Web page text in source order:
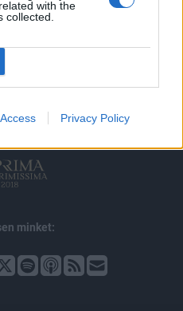
with the
collected.
Privacy Policy
médiaajánlat
karrier
ÁSZF
minket: